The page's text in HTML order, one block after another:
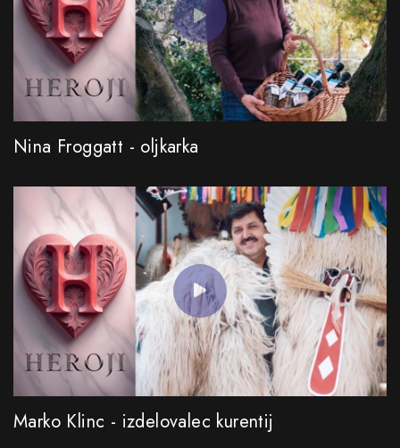
Nina Froggatt - oljkarka
Marko Klinc - izdelovalec kurentij